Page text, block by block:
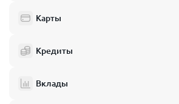
Карты
Кредиты
Вклады